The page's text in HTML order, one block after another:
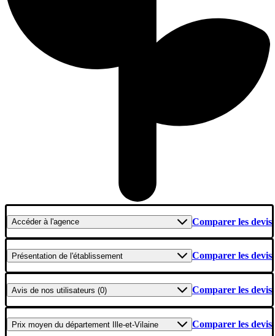
Accéderà l'agence Comparer les devis
Présentation de l'établissement Comparer les devis
Avis de nos utilisateurs (0) Comparer les devis
Prix moyen du département Ille-et-Vilaine Comparer les devis